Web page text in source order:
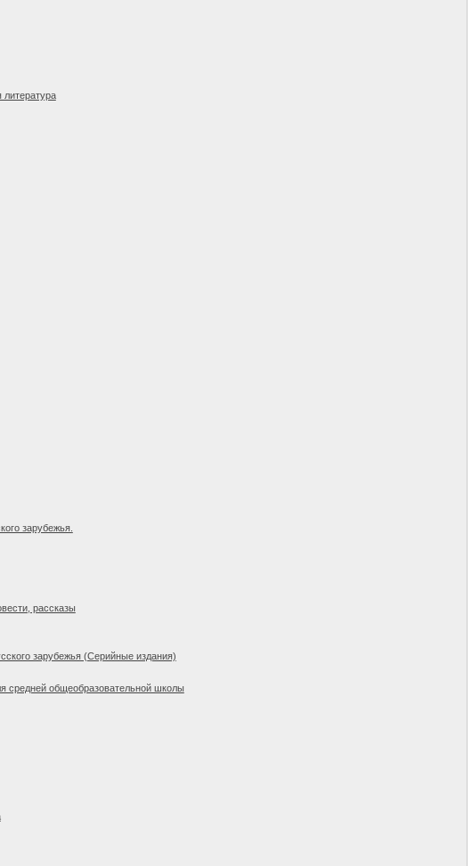
зарубежья.
рассказы
зарубежья (Серийные издания)
средней общеобразовательной школы